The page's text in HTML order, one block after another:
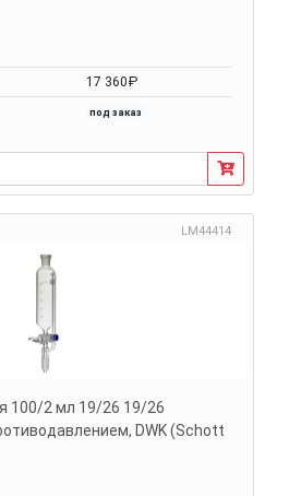
17 360₽
под заказ
LM44414
100/2 мл 19/26 19/26
DWK (Schott